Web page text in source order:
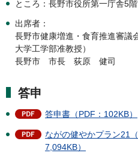
ところ：長野市役所第一庁舎5
出席者：
長野市健康増進・食育推進
大学工学部准教授）
長野市 市長 荻原 健司
答申
答申書（PDF：102KB）
ながの健やかプラン21
7,094KB）